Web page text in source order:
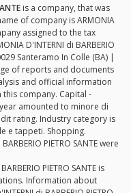
is a company, that was
of company is ARMONIA
assigned to the tax
D'INTERNI di BARBERIO
Santeramo In Colle (BA) |
of reports and documents
and official information
company. Capital -
amounted to minore di
rating. Industry category is
e tappeti. Shopping.
PIETRO SANTE were
PIETRO SANTE is
Information about